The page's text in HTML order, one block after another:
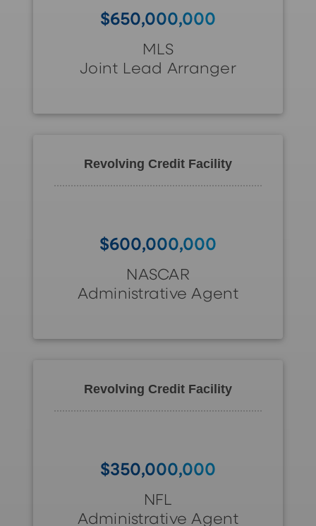
$650,000,000
MLS
Joint Lead Arranger
Revolving Credit Facility
$600,000,000
NASCAR
Administrative Agent
Revolving Credit Facility
$350,000,000
NFL
Administrative Agent